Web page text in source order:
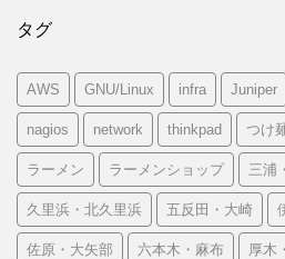
タグ
AWS GNU/Linux infra Juniper
nagios network thinkpad つけ
ラーメン ラーメンショップ 三浦
久里浜・北久里浜 五反田・大崎
佐原・大矢部 六本木・麻布 厚木